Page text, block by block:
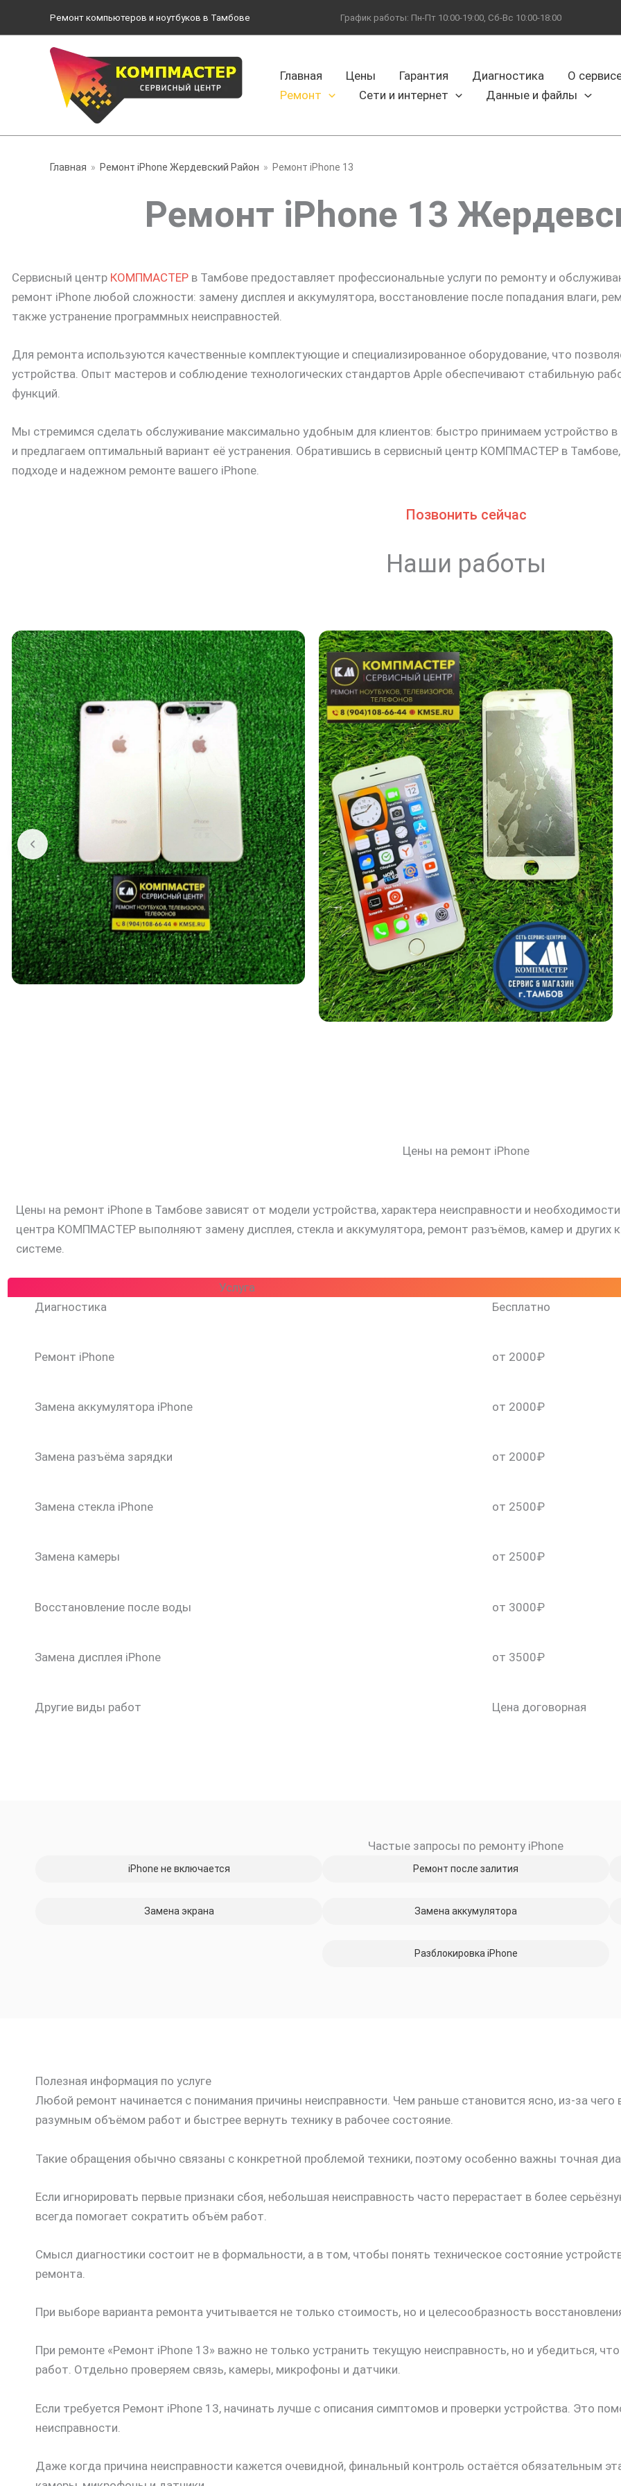
содержимому
Ремонт компьютеров и ноутбуков в Тамбове График работы: Пн-Пт 10:00-19:00, Сб-Вс 10:00-18:00
Главная Цены Гарантия Диагностика
О
Ремонт
Сети и интернет Данные и файлы
Главная Ремонт iPhone Жердевский Район Ремонт iPhone 13
Ремонт iPhone 13
Сервисный центр КОМПМАСТЕР в Тамбове предоставляет профессиональные услуги по ремонту и
ремонт iPhone любой сложности: замену дисплея и аккумулятора, восстановление после попадания влаги,
также устранение программных неисправностей.
Для ремонта используются качественные комплектующие и специализированное оборудование, что
устройства. Опыт мастеров и соблюдение технологических стандартов Apple обеспечивают стабильную
функций.
Мы стремимся сделать обслуживание максимально удобным для клиентов: быстро принимаем устройство в
и предлагаем оптимальный вариант её устранения. Обратившись в сервисный центр КОМПМАСТЕР в
подходе и надежном ремонте вашего iPhone.
Позвонить сейчас
Наши работы
Цены на ремонт iPhone
Цены на ремонт iPhone в Тамбове зависят от модели устройства, характера неисправности и
центра КОМПМАСТЕР выполняют замену дисплея, стекла и аккумулятора, ремонт разъёмов, камер и
системе.
Услуга
Диагностика
Бесплатно
Ремонт iPhone от 2000₽
Замена аккумулятора iPhone от 2000₽
Замена разъёма зарядки от 2000₽
Замена стекла iPhone от 2500₽
Замена камеры от 2500₽
Восстановление после воды от 3000₽
Замена дисплея iPhone от 3500₽
Другие виды работ Цена договорная
Частые запросы по ремонту iPhone
iPhone не включается
Замена экрана
Ремонт после залития
Замена аккумулятора
Разблокировка iPhone
Полезная информация по услуге
Любой ремонт начинается с понимания причины неисправности. Чем раньше становится ясно, из-за
разумным объёмом работ и быстрее вернуть технику в рабочее состояние.
Такие обращения обычно связаны с конкретной проблемой техники, поэтому особенно важны точная
Если игнорировать первые признаки сбоя, небольшая неисправность часто перерастает в более
всегда помогает сократить объём работ.
Смысл диагностики состоит не в формальности, а в том, чтобы понять техническое состояние
ремонта.
При выборе варианта ремонта учитывается не только стоимость, но и целесообразность
При ремонте «Ремонт iPhone 13» важно не только устранить текущую неисправность, но и убедиться,
работ. Отдельно проверяем связь, камеры, микрофоны и датчики.
Если требуется Ремонт iPhone 13, начинать лучше с описания симптомов и проверки устройства. Это
неисправности.
Даже когда причина неисправности кажется очевидной, финальный контроль остаётся обязательным
скидку 30%